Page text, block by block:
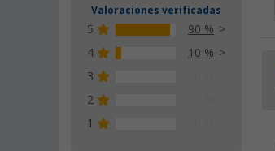
Valoraciones verificadas
5
90 %
4
10 %
3
2
1